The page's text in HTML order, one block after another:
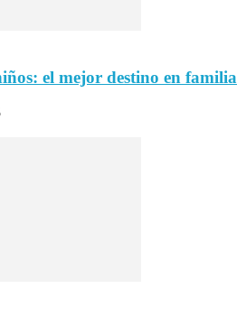
el mejor destino en familia